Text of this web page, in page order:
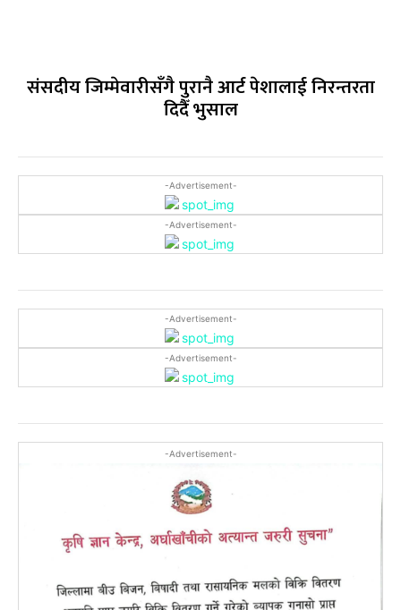
संसदीय जिम्मेवारीसँगै पुरानै आर्ट पेशालाई निरन्तरता
दिदैँ भुसाल
-Advertisement-
-Advertisement-
-Advertisement-
-Advertisement-
-Advertisement-